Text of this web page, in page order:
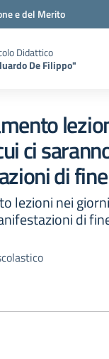
e del Merito
Didattico
De Filippo"
ci
di
lezioni nei
di